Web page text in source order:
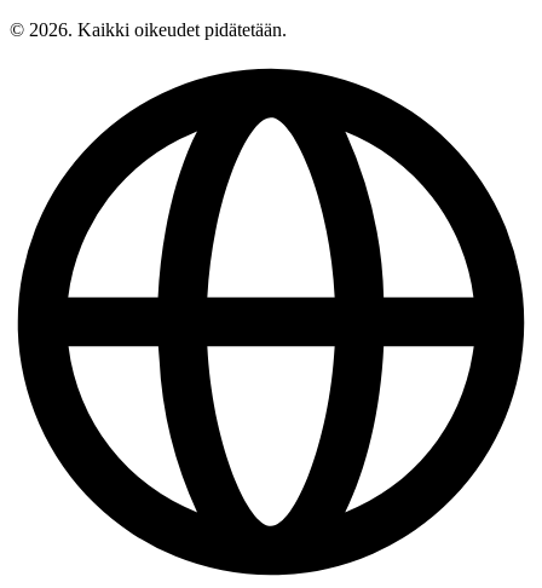
© 2026. Kaikki oikeudet pidätetään.